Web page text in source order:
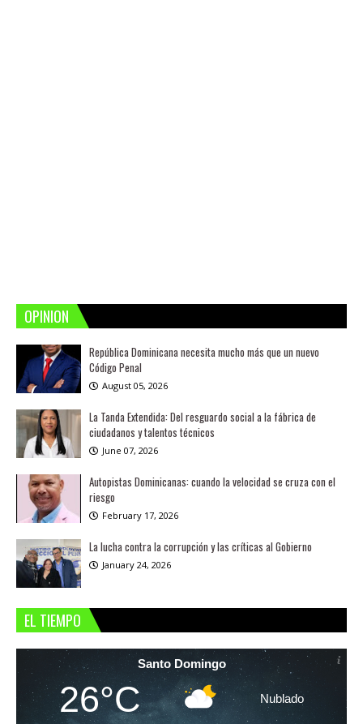
OPINION
República Dominicana necesita mucho más que un nuevo
Código Penal
August 05, 2026
La Tanda Extendida: Del resguardo social a la fábrica de
ciudadanos y talentos técnicos
June 07, 2026
Autopistas Dominicanas: cuando la velocidad se cruza con el
riesgo
February 17, 2026
La lucha contra la corrupción y las críticas al Gobierno
January 24, 2026
EL TIEMPO
Santo Domingo
26°C Nublado